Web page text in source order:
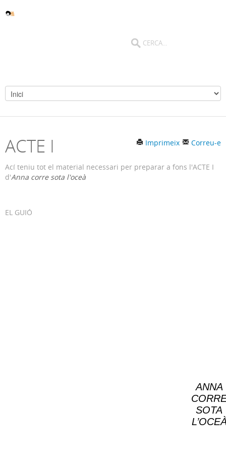
Correu-e
Imprimeix
ACTE I
Ací teniu tot el material necessari per preparar a fons l'ACTE I
d'Anna corre sota l'oceà
EL GUIÓ